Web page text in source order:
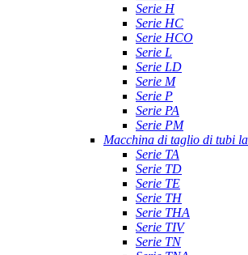
Serie H
Serie HC
Serie HCO
Serie L
Serie LD
Serie M
Serie P
Serie PA
Serie PM
Macchina di taglio di tubi
Serie TA
Serie TD
Serie TE
Serie TH
Serie THA
Serie TIV
Serie TN